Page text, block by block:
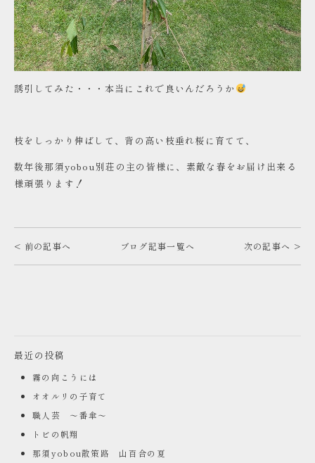
誘引してみた・・・本当にこれで良いんだろうか
枝をしっかり伸ばして、背の高い枝垂れ桜に育てて、
数年後那須yobou別荘の主の皆様に、素敵な春をお届け出来る
様頑張ります！
< 前の記事へ ブログ記事一覧へ 次の記事へ >
最近の投稿
霧の向こうには
オオルリの子育て
職人芸 ～番傘～
トビの帆翔
那須yobou散策路 山百合の夏